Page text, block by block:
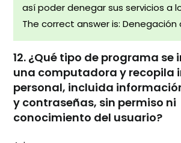
así poder denegar sus servicios a
The correct answer is: Denegación
12. ¿Qué tipo de programa se
una computadora y recopila
personal, incluida
y contraseñas, sin permiso ni
conocimiento del usuario?